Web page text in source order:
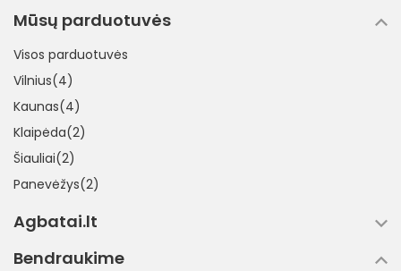
Mūsų parduotuvės
Visos parduotuvės
Vilnius(4)
Kaunas(4)
Klaipėda(2)
Šiauliai(2)
Panevėžys(2)
Agbatai.lt
Bendraukime